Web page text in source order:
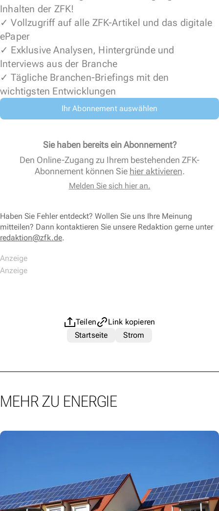
Inhalten der ZFK!
✓ Vollzugriff auf alle ZFK-Artikel und das digitale
ePaper
✓ Exklusive Analysen, Hintergründe und
Interviews aus der Branche
✓ Tägliche Branchen-Briefings mit den
wichtigsten Entwicklungen
Ihr Abonnement auswählen
Sie haben bereits ein Abonnement?
Den Online-Zugang zu Ihrem bestehenden ZFK-
Abonnement können Sie hier aktivieren.
Melden Sie sich hier an.
Haben Sie Fehler entdeckt? Wollen Sie uns Ihre Meinung
mitteilen? Dann kontaktieren Sie unsere Redaktion gerne unter
redaktion@zfk.de.
Teilen
Link kopieren
Startseite
Strom
MEHR ZU ENERGIE